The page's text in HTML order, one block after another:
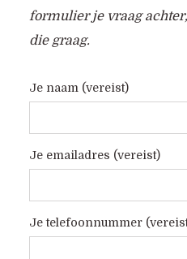
formulier je vraag
die graag.
Je naam (vereist)
Je emailadres (vereist)
Je telefoonnummer